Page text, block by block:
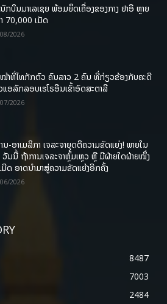
ກບິນມາເລເຊຍ ພ້ອມຍຶດເຄື່ອງຂອງກາງ ຢາອີ ຫຼາຍ
70,000 ເມັດ
2026
ໜ້າທີ່ໄທກັກຕົວ ຄົນລາວ 2 ຄົນ ທີ່ກ່ຽວຂ້ອງກັບຄະດີ
ແອລັກລອບເຮໂຣອີນເຂົ້າອົດສະຕາລີ
2026
ນ-ອາເມລິກາ ເຈລະຈາຍຸດຕິຄວາມຂັດແຍ່ງ! ພາຍໃນ
ນນີ້ ຖ້າການເຈລະຈາຫຼົ້ມເຫຼວ ຫຼື ມີຝ່າຍໃດຝ່າຍໜຶ່ງ
ມີດ ອາດນໍາມາສູ່ຄວາມຂັດແຍ້ງອີກຄັ້ງ
2026
8487
7003
2484